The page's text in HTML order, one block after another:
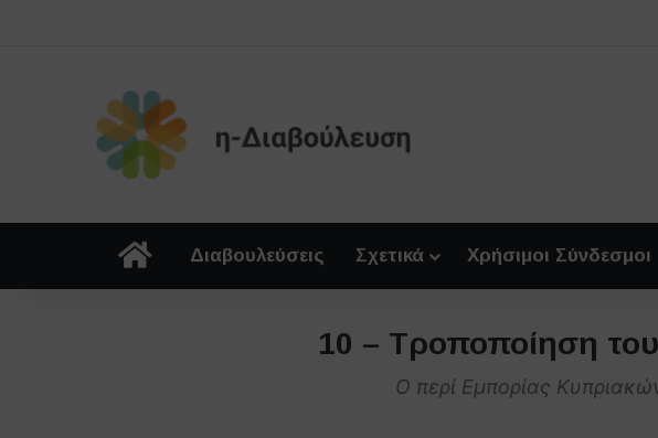
ΑρχικήΔιαβουλεύσεις Σχετικά Χρήσιμοι Σύνδεσμοι
10 – Τροποποίηση
O περί Εμπορίας